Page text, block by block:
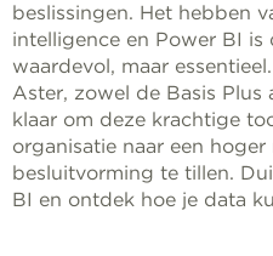
beslissingen. Het hebben
intelligence en Power BI is
waardevol, maar
Aster, zowel de Basis Plus
klaar om deze krachtige
organisatie naar een
besluitvorming te tillen.
BI en ontdek hoe je data